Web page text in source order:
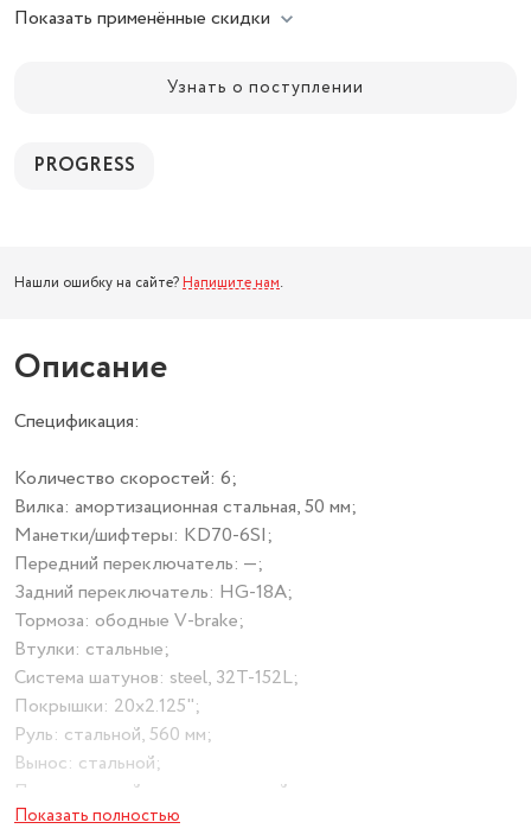
Показать применённые скидки
Узнать о поступлении
PROGRESS
Нашли ошибку на сайте? Напишите нам.
Описание
Спецификация:
Количество скоростей: 6;
Вилка: амортизационная стальная, 50 мм;
Манетки/шифтеры: KD70-6SI;
Передний переключатель: —;
Задний переключатель: HG-18A;
Тормоза: ободные V-brake;
Втулки: стальные;
Система шатунов: steel, 32T-152L;
Покрышки: 20х2.125";
Руль: стальной, 560 мм;
Вынос: стальной;
Подседельный штырь: стальной;
Трещотка/кассета: 6S, 14-28T;
Показать полностью